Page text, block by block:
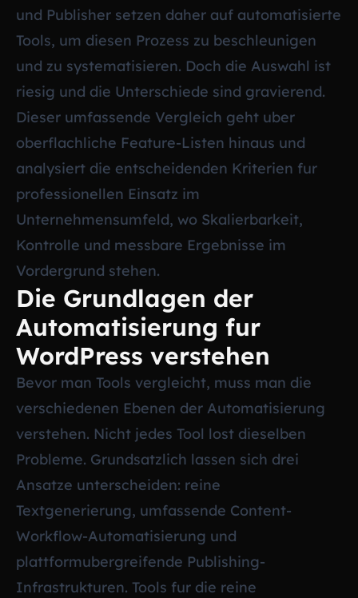
und Publisher setzen daher auf automatisierte
Tools, um diesen Prozess zu beschleunigen
und zu systematisieren. Doch die Auswahl ist
riesig und die Unterschiede sind gravierend.
Dieser umfassende Vergleich geht uber
oberflachliche Feature-Listen hinaus und
analysiert die entscheidenden Kriterien fur
professionellen Einsatz im
Unternehmensumfeld, wo Skalierbarkeit,
Kontrolle und messbare Ergebnisse im
Vordergrund stehen.
Die Grundlagen der
Automatisierung fur
WordPress verstehen
Bevor man Tools vergleicht, muss man die
verschiedenen Ebenen der Automatisierung
verstehen. Nicht jedes Tool lost dieselben
Probleme. Grundsatzlich lassen sich drei
Ansatze unterscheiden: reine
Textgenerierung, umfassende Content-
Workflow-Automatisierung und
plattformubergreifende Publishing-
Infrastrukturen. Tools fur die reine